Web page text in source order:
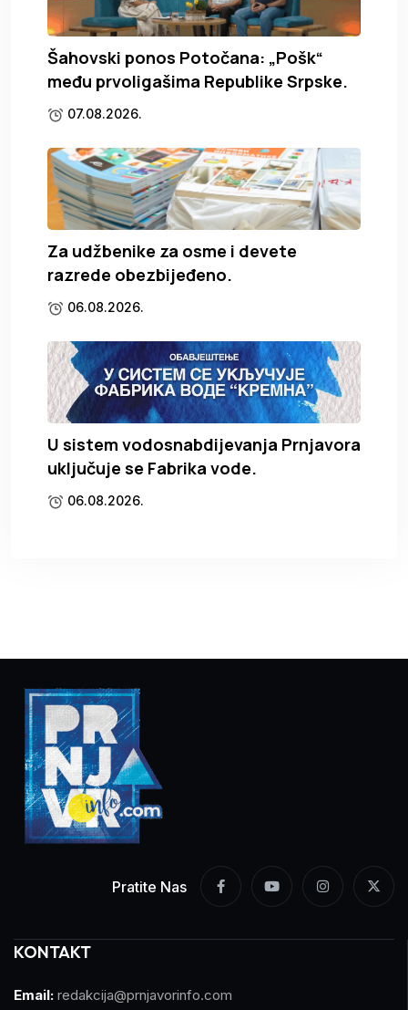
Šahovski ponos Potočana: „Pošk“
među prvoligašima Republike Srpske.
07.08.2026.
Za udžbenike za osme i devete
razrede obezbijeđeno.
06.08.2026.
U sistem vodosnabdijevanja Prnjavora
uključuje se Fabrika vode.
06.08.2026.
Pratite Nas
KONTAKT
Email: redakcija@prnjavorinfo.com